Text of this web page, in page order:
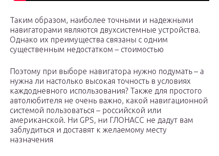
Таким образом, наиболее точными и надежными
навигаторами являются двухсистемные устройства.
Однако их преимущества связаны с одним
существенным недостатком – стоимостью
Поэтому при выборе навигатора нужно подумать – а
нужна ли настолько высокая точность в условиях
каждодневного использования? Также для простого
автолюбителя не очень важно, какой навигационной
системой пользоваться – российской или
американской. Ни GPS, ни ГЛОНАСС не дадут вам
заблудиться и доставят к желаемому месту
назначения